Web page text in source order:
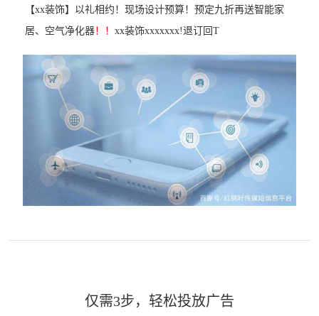
【xx装饰】以礼相约！现场设计预算！预定九折再送智能家
居、空气净化器！！xx装饰xxxxxxx!退订回T
仅需3步，轻松投放广告